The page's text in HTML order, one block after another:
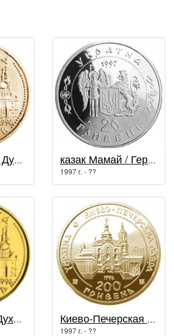
Оранта (250) / Духовные сокровища Украины казак Мамай / Герои казацкой эпохи
1997 г. - ??
Оранта (50) / Духовные сокровища Украины Киево-Печерская лавра / Духовные сокровища Украины
1997 г. - ??